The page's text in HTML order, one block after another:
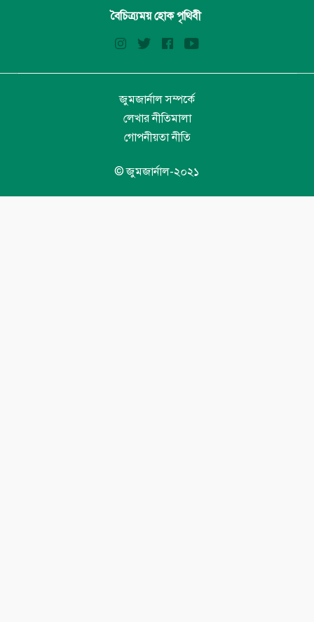
বৈচিত্র্যময় হোক পৃথিবী
© জুমজার্নাল-২০২১
জুমজার্নাল সম্পর্কে
লেখার নীতিমালা
গোপনীয়তা নীতি